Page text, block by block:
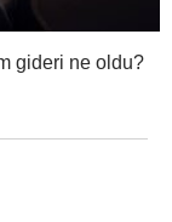
gideri ne oldu?